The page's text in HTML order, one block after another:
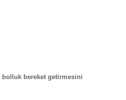
bolluk bereket getirmesini